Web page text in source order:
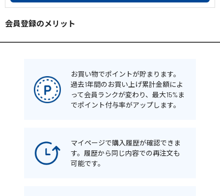
会員登録のメリット
お買い物でポイントが貯まります。
過去1年間のお買い上げ累計金額によ
って会員ランクが変わり、最大15%ま
でポイント付与率がアップします。
マイページで購入履歴が確認できま
す。履歴から同じ内容での再注文も
可能です。